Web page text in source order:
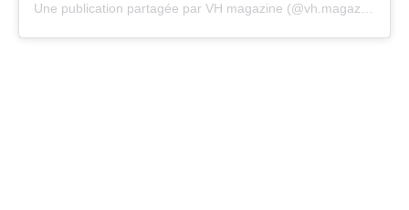
Une publication partagée par VH magazine (@vh.magazine)